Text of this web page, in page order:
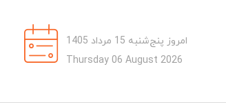
امروز پنج‌شنبه 15 مرداد 1405
Thursday 06 August 2026